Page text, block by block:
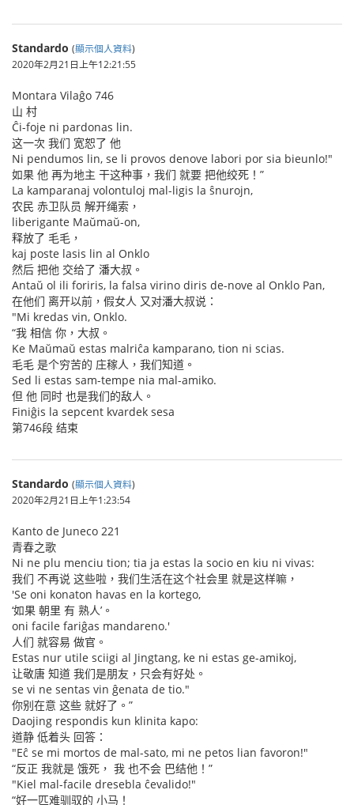
Standardo (顯示個人資料)
2020年2月21日上午12:21:55
Montara Vilaĝo 746
山 村
Ĉi-foje ni pardonas lin.
这一次 我们 宽恕了 他
Ni pendumos lin, se li provos denove labori por sia bieunlo!"
如果 他 再为地主 干这种事，我们 就要 把他绞死！”
La kamparanaj volontuloj mal-ligis la ŝnurojn,
农民 赤卫队员 解开绳索，
liberigante Maŭmaŭ-on,
释放了 毛毛，
kaj poste lasis lin al Onklo
然后 把他 交给了 潘大叔。
Antaŭ ol ili foriris, la falsa virino diris de-nove al Onklo Pan,
在他们 离开以前，假女人 又对潘大叔说：
"Mi kredas vin, Onklo.
“我 相信 你，大叔。
Ke Maŭmaŭ estas malriĉa kamparano, tion ni scias.
毛毛 是个穷苦的 庄稼人，我们知道。
Sed li estas sam-tempe nia mal-amiko.
但 他 同时 也是我们的敌人。
Finiĝis la sepcent kvardek sesa
第746段 结束
Standardo (顯示個人資料)
2020年2月21日上午1:23:54
Kanto de Juneco 221
青春之歌
Ni ne plu menciu tion; tia ja estas la socio en kiu ni vivas:
我们 不再说 这些啦，我们生活在这个社会里 就是这样嘛，
'Se oni konaton havas en la kortego,
‘如果 朝里 有 熟人’。
oni facile fariĝas mandareno.'
人们 就容易 做官。
Estas nur utile sciigi al Jingtang, ke ni estas ge-amikoj,
让敬唐 知道 我们是朋友，只会有好处。
se vi ne sentas vin ĝenata de tio."
你别在意 这些 就好了。”
Daojing respondis kun klinita kapo:
道静 低着头 回答：
"Eĉ se mi mortos de mal-sato, mi ne petos lian favoron!"
“反正 我就是 饿死， 我 也不会 巴结他！”
"Kiel mal-facile dresebla ĉevalido!"
“好一匹难驯驭的 小马！